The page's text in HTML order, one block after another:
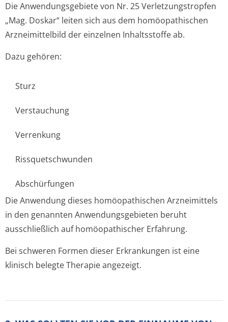
Die Anwendungsgebiete von Nr. 25 Verletzungstrop­fen
„Mag. Doskar“ leiten sich aus dem homöopathischen
Arzneimittelbild der einzelnen Inhaltsstoffe ab.
Dazu gehören:
Sturz
Verstauchung
Verrenkung
Rissquetschwunden
Abschürfungen
Die Anwendung dieses homöopathischen Arzneimittels
in den genannten Anwendungsgebieten beruht
ausschließlich auf homöopathischer Erfahrung.
Bei schweren Formen dieser Erkrankungen ist eine
klinisch belegte Therapie angezeigt.